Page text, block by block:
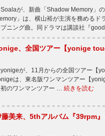
が、新曲「Shadow Memory」
」は、横山裕が主演を務めるド
プニング曲。同ドラマは講談社『
、全国ツアー【yonige
が、11月からの全国ツアー【
は、東名阪ワンマンツアー【
のワンマンツアー … 続きを読む
藤美来、5thアルバム『39rpm